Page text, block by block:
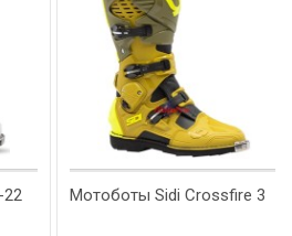
22 Мотоботы Sidi Crossfire 3